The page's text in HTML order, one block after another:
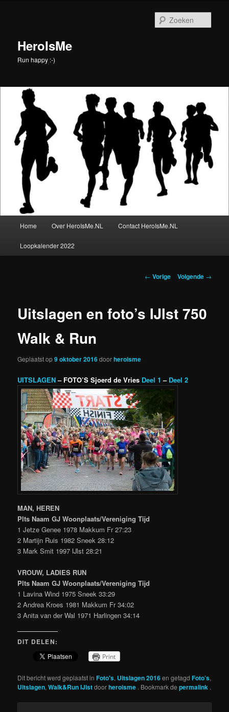
inhoudHeroIsMe
Run happy :-)
Home Over HeroIsMe.NL Contact HeroIsMe.NL
Loopkalender 2022
Berichtnavigatie
← Vorige Volgende →
Uitslagen en foto’s IJlst 750
Walk & Run
Geplaatst op9 oktober 2016doorheroisme
UITSLAGEN– FOTO’S Sjoerd de Vries Deel 1 – Deel 2
MAN, HEREN
Plts Naam GJ Woonplaats/Vereniging Tijd
1 Jetze Genee 1978 Makkum Fr 27:23
2 Martijn Ruis 1982 Sneek 28:12
3 Mark Smit 1997 IJlst 28:21
VROUW, LADIES RUN
Plts Naam GJ Woonplaats/Vereniging Tijd
1 Lavina Wind 1975 Sneek 33:29
2 Andrea Kroes 1981 Makkum Fr 34:02
3 Anita van der Wal 1971 Harlingen 34:14
DIT DELEN:
Print
Dit bericht werd geplaatst inFoto's, Uitslagen 2016en getagdFoto’s,
Uitslagen,Walk&Run IJlstdoorheroisme . Bookmark depermalink .